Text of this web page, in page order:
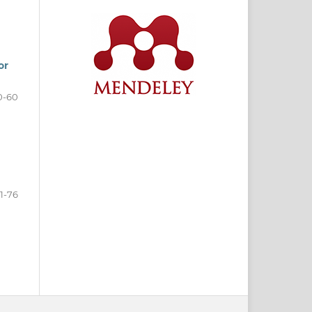
60
76